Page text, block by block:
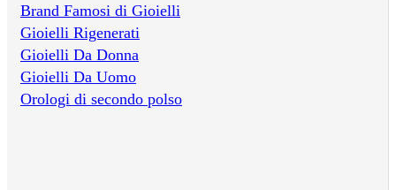
Brand Famosi di Gioielli
Gioielli Rigenerati
Gioielli Da Donna
Gioielli Da Uomo
Orologi di secondo polso